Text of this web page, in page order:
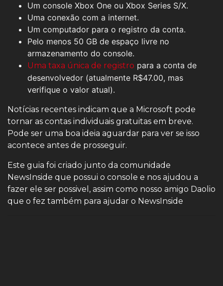
Um console Xbox One ou Xbox Series S/X.
Uma conexão com a internet.
Um computador para o registro da conta.
Pelo menos 50 GB de espaço livre no
armazenamento do console.
Uma taxa única de registro para a conta de
desenvolvedor (atualmente R$47.00, mas
verifique o valor atual).
Notícias recentes indicam que a Microsoft pode
tornar as contas individuais gratuitas em breve.
Pode ser uma boa ideia aguardar para ver se isso
acontece antes de prosseguir.
Este guia foi criado junto da comunidade
NewsInside que possui o console e nos ajudou a
fazer ele ser possivel, assim como nosso amigo Daolio
que o fez também para ajudar o NewsInside